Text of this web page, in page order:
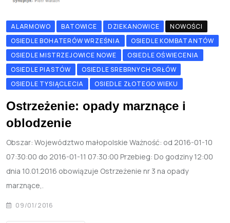
ALARMOWO BATOWICE DZIEKANOWICE
NOWOŚCI
OSIEDLE BOHATERÓW WRZEŚNIA
OSIEDLE KOMBATANTÓW
OSIEDLE MISTRZEJOWICE NOWE
OSIEDLE OŚWIECENIA
OSIEDLE PIASTÓW
OSIEDLE SREBRNYCH ORŁÓW
OSIEDLE TYSIĄCLECIA
OSIEDLE ZŁOTEGO WIEKU
Ostrzeżenie: opady marznące i
oblodzenie
Obszar: Województwo małopolskie Ważność: od 2016-01-10
07:30:00 do 2016-01-11 07:30:00 Przebieg: Do godziny 12:00
dnia 10.01.2016 obowiązuje Ostrzeżenie nr 3 na opady
marznące,.
09/01/2016